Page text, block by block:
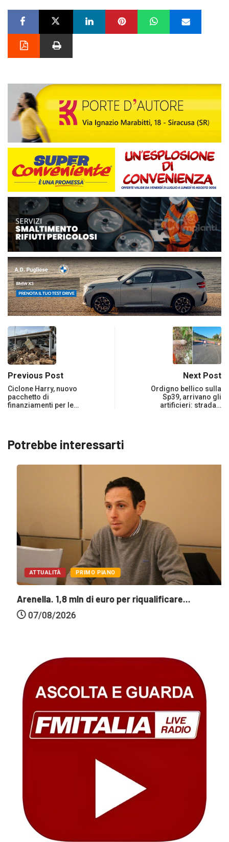
Previous Post
Ciclone Harry, nuovo
pacchetto di
finanziamenti per le…
Next Post
Ordigno bellico sulla
Sp39, arrivano gli
artificieri: strada…
Potrebbe interessarti
ATTUALITÀ PRIMO PIANO
Arenella. 1,8 mln di euro per riqualificare...
07/08/2026